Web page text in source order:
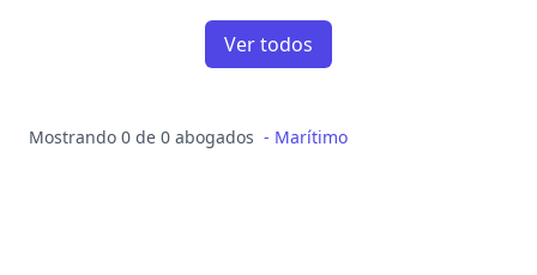
Ver todos
Mostrando 0 de 0 abogados - Marítimo